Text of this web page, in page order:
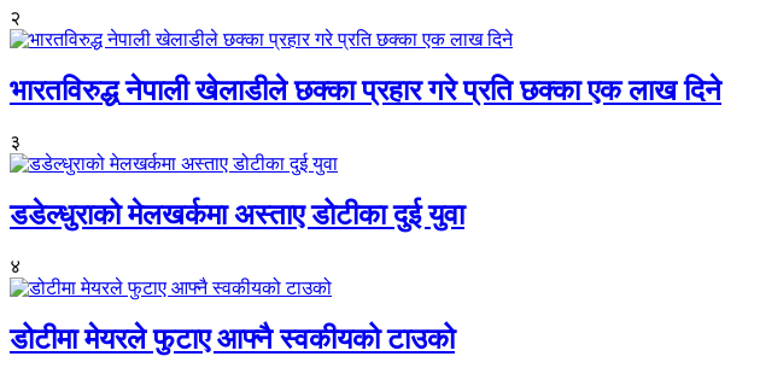
२
भारतविरुद्ध नेपाली खेलाडीले छक्का प्रहार गरे प्रति छक्का एक लाख दिने
३
डडेल्धुराको मेलखर्कमा अस्ताए डोटीका दुई युवा
४
डोटीमा मेयरले फुटाए आफ्नै स्वकीयको टाउको